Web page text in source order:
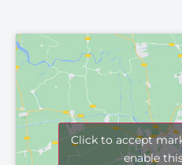
Click to accept
enable